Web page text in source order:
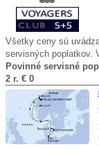
Všetky ceny sú
servisných poplatkov.
Povinné servisné
2 r. € 0